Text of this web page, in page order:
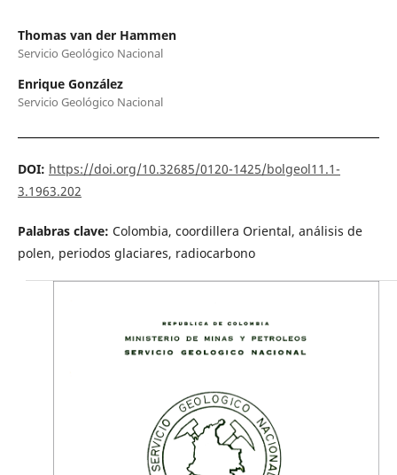
Thomas van der Hammen
Servicio Geológico Nacional
Enrique González
Servicio Geológico Nacional
DOI: https://doi.org/10.32685/0120-1425/bolgeol11.1-
3.1963.202
Palabras clave: Colombia, coordillera Oriental, análisis de
polen, periodos glaciares, radiocarbono